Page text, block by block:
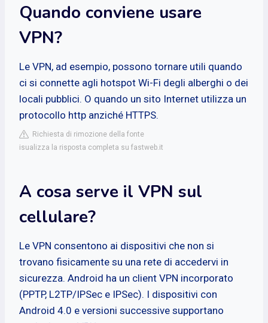
Quando conviene usare
VPN?
Le VPN, ad esempio, possono tornare utili quando
ci si connette agli hotspot Wi-Fi degli alberghi o dei
locali pubblici. O quando un sito Internet utilizza un
protocollo http anziché HTTPS.
Richiesta di rimozione della fonte
isualizza la risposta completa su fastweb.it
A cosa serve il VPN sul
cellulare?
Le VPN consentono ai dispositivi che non si
trovano fisicamente su una rete di accedervi in
sicurezza. Android ha un client VPN incorporato
(PPTP, L2TP/IPSec e IPSec). I dispositivi con
Android 4.0 e versioni successive supportano